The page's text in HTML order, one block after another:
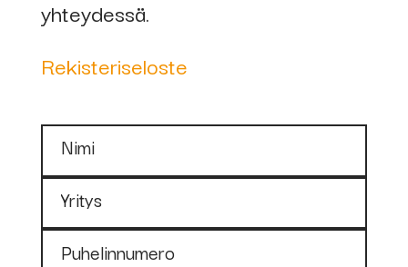
yhteydessä.
Rekisteriseloste
Nimi
Yritys
Puhelinnumero